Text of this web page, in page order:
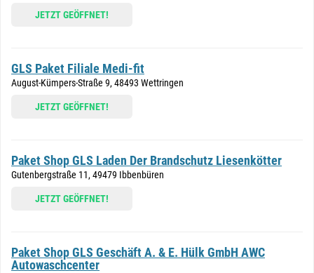
JETZT GEÖFFNET!
GLS Paket Filiale Medi-fit
August-Kümpers-Straße 9, 48493 Wettringen
JETZT GEÖFFNET!
Paket Shop GLS Laden Der Brandschutz Liesenkötter
Gutenbergstraße 11, 49479 Ibbenbüren
JETZT GEÖFFNET!
Paket Shop GLS Geschäft A. & E. Hülk GmbH AWC
Autowaschcenter